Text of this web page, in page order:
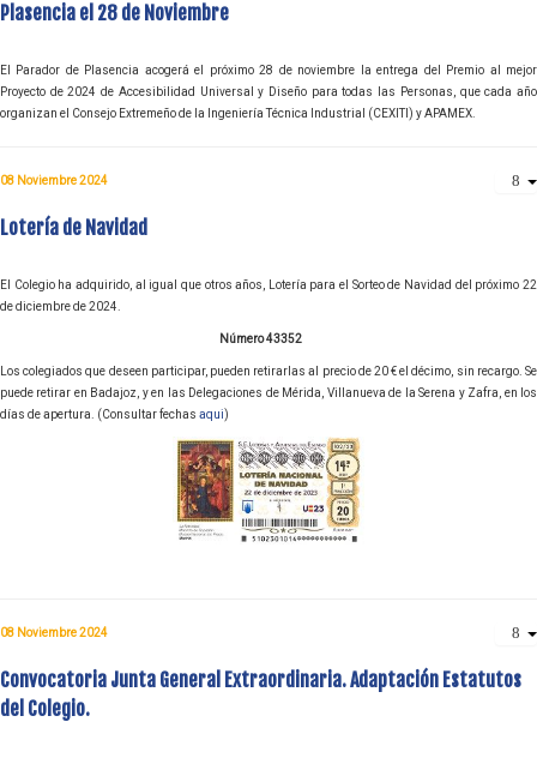
Plasencia el 28 de Noviembre
El Parador de Plasencia acogerá el próximo 28 de noviembre la entrega del Premio al mejor
Proyecto de 2024 de Accesibilidad Universal y Diseño para todas las Personas, que cada año
organizan el Consejo Extremeño de la Ingeniería Técnica Industrial (CEXITI) y APAMEX.
08 Noviembre 2024
Lotería de Navidad
El Colegio ha adquirido, al igual que otros años, Lotería para el Sorteo de Navidad del próximo 22
de diciembre de 2024.
Número 43352
Los colegiados que deseen participar, pueden retirarlas al precio de 20 € el décimo, sin recargo. Se
puede retirar en Badajoz, y en las Delegaciones de Mérida, Villanueva de la Serena y Zafra, en los
días de apertura. (Consultar fechas aqui)
08 Noviembre 2024
Convocatoria Junta General Extraordinaria. Adaptación Estatutos
del Colegio.